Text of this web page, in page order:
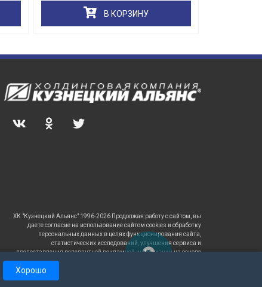
В КОРЗИНУ
Хорошо
ХК "Кузнецкий Альянс" 1996-2026 Продолжая работу с сайтом, вы
даете согласие на использование сайтом cookies и обработку
персональных данных в целях функционирования сайта,
статистических исследований, улучшения сервиса и
предоставления релевантной рекламной информации на основе